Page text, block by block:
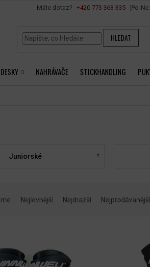
+420 ‭773 363 335
Vše o nákupu
HLEDAT
NAHRÁVAČE STICKHANDLING
Juniorské
Nejlevnější Nejdražší Nejprodávanější